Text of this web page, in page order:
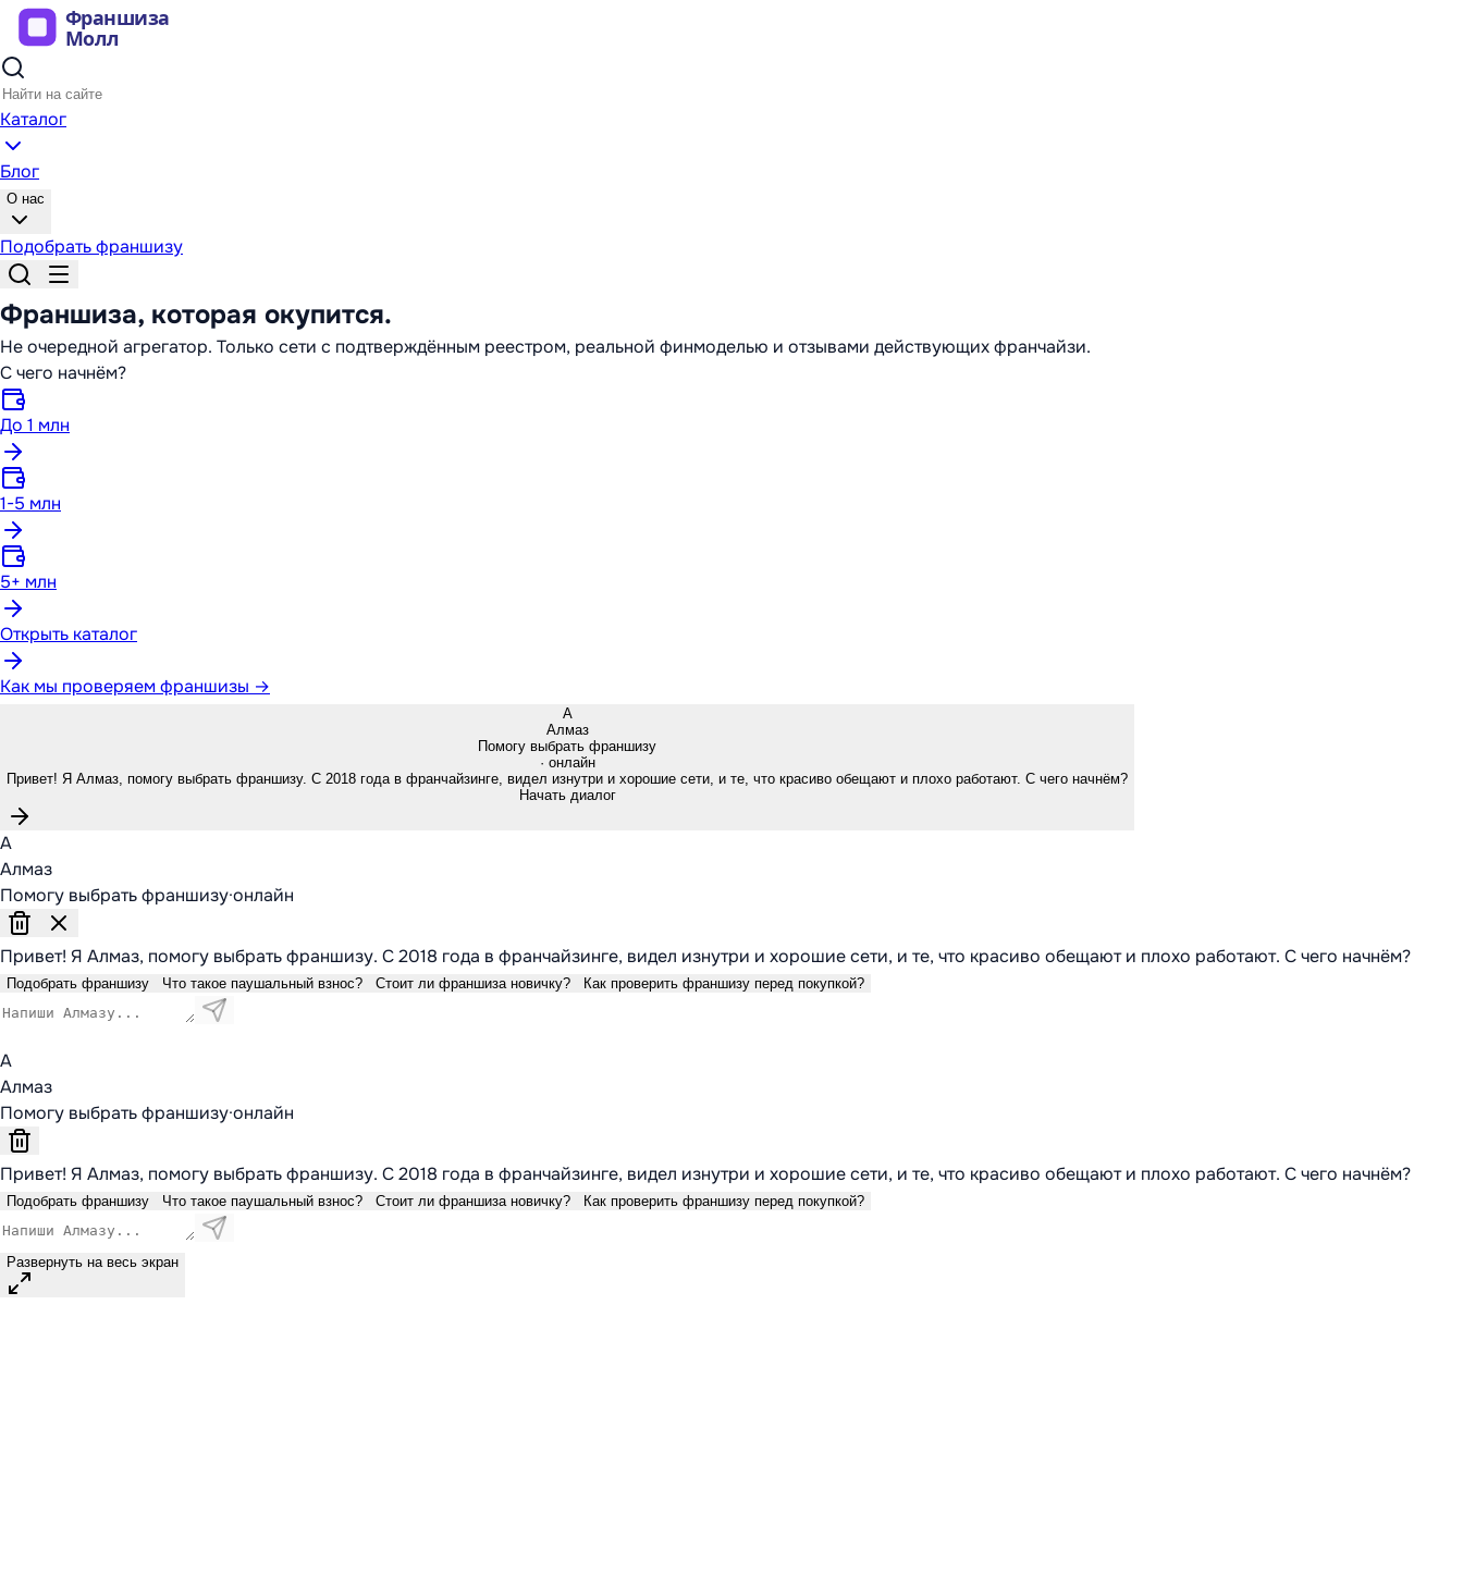
Каталог
Блог
О нас
Подобрать франшизу
Франшиза, которая окупится.
Не очередной агрегатор. Только сети с подтверждённым реестром, реальной финмоделью и отзывами действующих франчайзи.
С чего начнём?
До 1 млн
1-5 млн
5+ млн
Открыть каталог
Как мы проверяем франшизы →
А
Алмаз
Помогу выбрать франшизу
· онлайн
Привет! Я Алмаз, помогу выбрать франшизу. С 2018 года в франчайзинге, видел изнутри и хорошие сети, и те, что красиво обещают и плохо работают. С чего начнём?
Начать диалог
А
Алмаз
Помогу выбрать франшизу·онлайн
Привет! Я Алмаз, помогу выбрать франшизу. С 2018 года в франчайзинге, видел изнутри и хорошие сети, и те, что красиво обещают и плохо работают. С чего начнём?
Подобрать франшизу Что такое паушальный взнос? Стоит ли франшиза новичку? Как проверить франшизу перед покупкой?
А
Алмаз
Помогу выбрать франшизу·онлайн
Привет! Я Алмаз, помогу выбрать франшизу. С 2018 года в франчайзинге, видел изнутри и хорошие сети, и те, что красиво обещают и плохо работают. С чего начнём?
Подобрать франшизу Что такое паушальный взнос? Стоит ли франшиза новичку? Как проверить франшизу перед покупкой?
Развернуть на весь экран